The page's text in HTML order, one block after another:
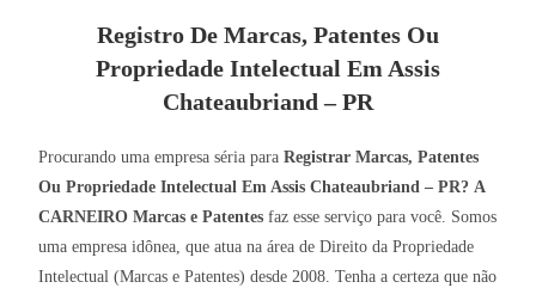
Registro De Marcas, Patentes Ou
Propriedade Intelectual Em Assis
Chateaubriand – PR
Procurando uma empresa séria paraRegistrar Marcas, Patentes
Ou Propriedade Intelectual Em Assis Chateaubriand – PR? A
CARNEIRO Marcas e Patentes faz esse serviço para você. Somos
uma empresa idônea, que atua na área de Direito da Propriedade
Intelectual (Marcas e Patentes) desde 2008. Tenha a certeza que não